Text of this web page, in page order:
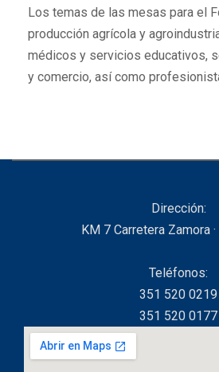
Los temas de las mesas para el
producción agrícola y
médicos y servicios educativos,
y comercio, así como
Dirección:
KM 7 Carretera Zamora
Teléfonos:
351 520 0219
351 520 0177